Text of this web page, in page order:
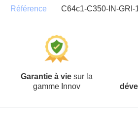
Référence C64c1-C350-IN-GRI-
Garantie à viesur la
gamme Innov